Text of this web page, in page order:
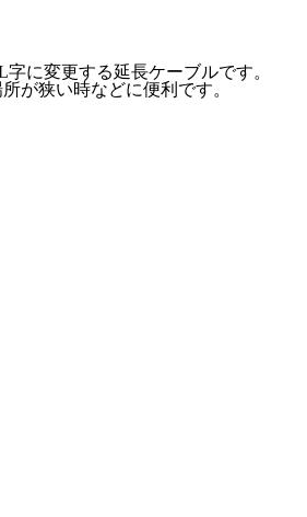
に変更する延長ケーブルです。
が狭い時などに便利です。